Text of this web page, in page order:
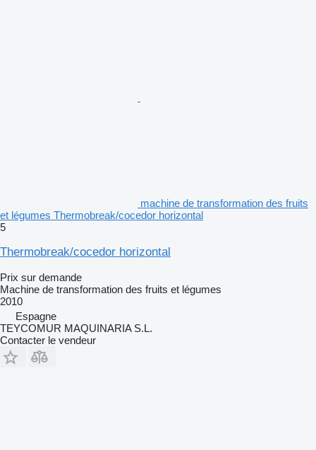
machine de transformation des fruits
et légumes Thermobreak/cocedor horizontal
5
Thermobreak/cocedor horizontal
Prix sur demande
Machine de transformation des fruits et légumes
2010
Espagne
TEYCOMUR MAQUINARIA S.L.
Contacter le vendeur